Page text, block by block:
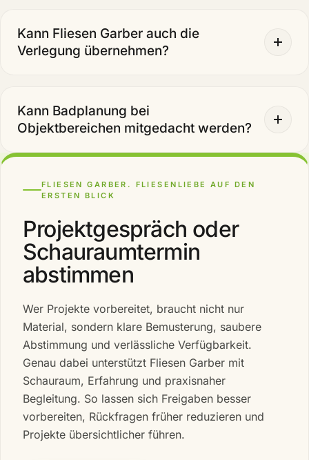
Kann Fliesen Garber auch die
Verlegung übernehmen?
Kann Badplanung bei
Objektbereichen mitgedacht werden?
FLIESEN GARBER. FLIESENLIEBE AUF DEN
ERSTEN BLICK
Projektgespräch oder
Schauraumtermin
abstimmen
Wer Projekte vorbereitet, braucht nicht nur
Material, sondern klare Bemusterung, saubere
Abstimmung und verlässliche Verfügbarkeit.
Genau dabei unterstützt Fliesen Garber mit
Schauraum, Erfahrung und praxisnaher
Begleitung. So lassen sich Freigaben besser
vorbereiten, Rückfragen früher reduzieren und
Projekte übersichtlicher führen.